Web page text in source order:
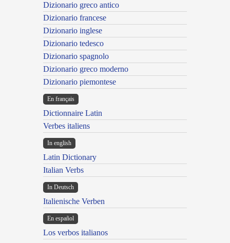
Dizionario greco antico
Dizionario francese
Dizionario inglese
Dizionario tedesco
Dizionario spagnolo
Dizionario greco moderno
Dizionario piemontese
En français
Dictionnaire Latin
Verbes italiens
In english
Latin Dictionary
Italian Verbs
In Deutsch
Italienische Verben
En español
Los verbos italianos